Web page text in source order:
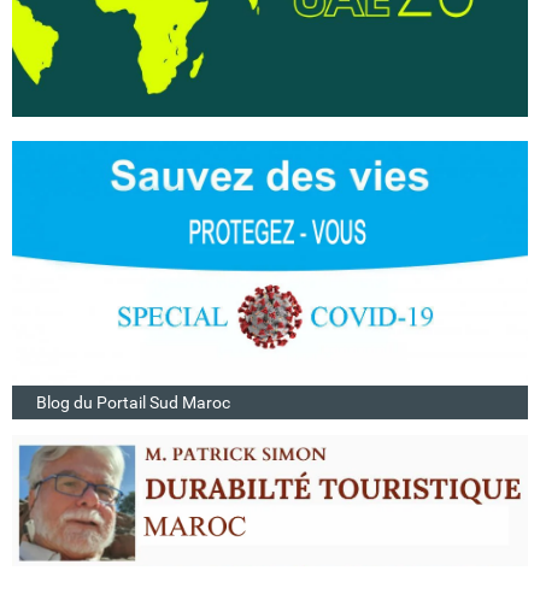
Blog du Portail Sud Maroc